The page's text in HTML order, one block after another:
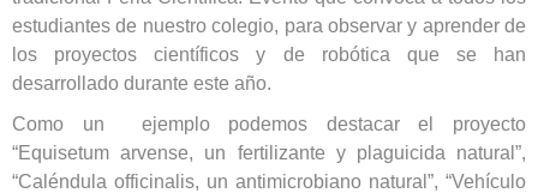
estudiantes de nuestro colegio, para observar y aprender de
los proyectos científicos y de robótica que se han
desarrollado durante este año.
Como un ejemplo podemos destacar el proyecto
“Equisetum arvense, un fertilizante y plaguicida natural”,
“Caléndula officinalis, un antimicrobiano natural”, “Vehículo